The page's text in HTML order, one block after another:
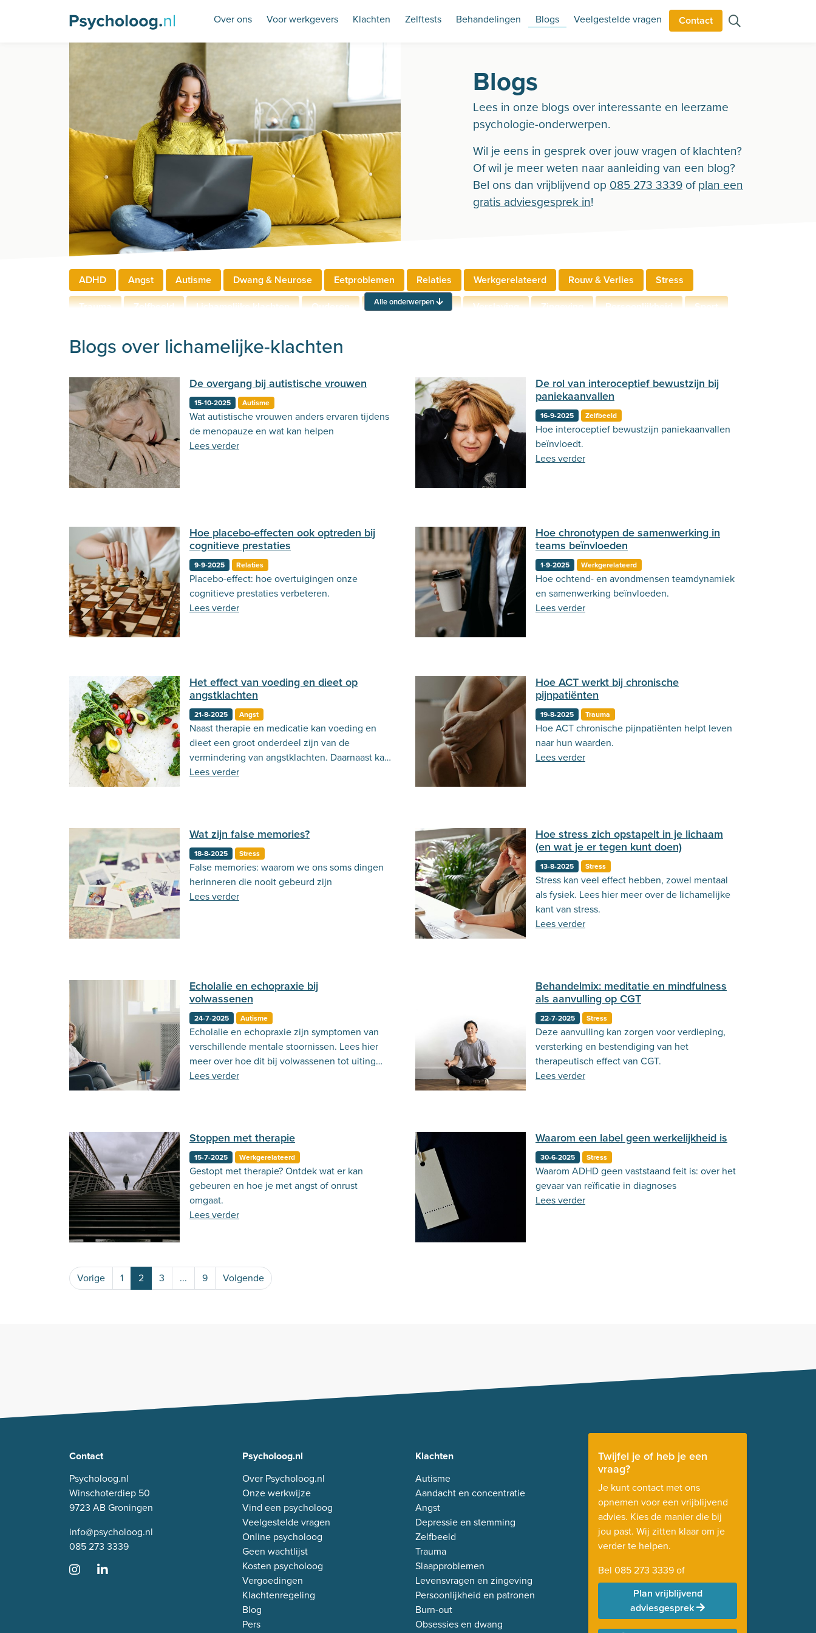
Over ons Voor werkgevers Klachten Zelftests Behandelingen Blogs Veelgestelde vragen Contact
Blogs
Lees in onze blogs over interessante en leerzame
psychologie-onderwerpen.
Wil je eens in gesprek over jouw vragen of klachten?
Of wil je meer weten naar aanleiding van een blog?
Bel ons dan vrijblijvend op 085 273 3339 ofplan een
gratis adviesgesprek in!
ADHD Angst Autisme Dwang & Neurose Eetproblemen Relaties Werkgerelateerd Rouw & Verlies
Stress
Trauma
Zelfbeeld Lichamelijke klachten Ouderen Neuropsychologie Verslaving Zingeving Persoonlijkheid
Sport
Alle onderwerpen
Blogs over lichamelijke-klachten
De overgang bij autistische vrouwen
15-10-2025 Autisme
Wat autistische vrouwen anders ervaren tijdens
de menopauze en wat kan helpen
Lees verder
De rol van interoceptief bewustzijn bij
paniekaanvallen
16-9-2025 Zelfbeeld
Hoe interoceptief bewustzijn paniekaanvallen
beïnvloedt.
Lees verder
Hoe placebo-effecten ook optreden bij
cognitieve prestaties
9-9-2025 Relaties
Placebo-effect: hoe overtuigingen onze
cognitieve prestaties verbeteren.
Lees verder
Hoe chronotypen de samenwerking in
teams beïnvloeden
1-9-2025 Werkgerelateerd
Hoe ochtend- en avondmensen teamdynamiek
en samenwerking beïnvloeden.
Lees verder
Het effect van voeding en dieet op
angstklachten
21-8-2025 Angst
Naast therapie en medicatie kan voeding en
dieet een groot onderdeel zijn van de
vermindering van angstklachten. Daarnaast kan
voeding angstklachten verergeren. Lees hier
Lees verder
Hoe ACT werkt bij chronische
pijnpatiënten
19-8-2025 Trauma
Hoe ACT chronische pijnpatiënten helpt leven
naar hun waarden.
Lees verder
Wat zijn false memories?
18-8-2025 Stress
False memories: waarom we ons soms dingen
herinneren die nooit gebeurd zijn
Lees verder
Hoe stress zich opstapelt in je lichaam
(en wat je er tegen kunt doen)
13-8-2025 Stress
Stress kan veel effect hebben, zowel mentaal
als fysiek. Lees hier meer over de lichamelijke
kant van stress.
Lees verder
Echolalie en echopraxie bij
volwassenen
24-7-2025 Autisme
Echolalie en echopraxie zijn symptomen van
verschillende mentale stoornissen. Lees hier
meer over hoe dit bij volwassenen tot uiting
komt.
Lees verder
Behandelmix: meditatie en mindfulness
als aanvulling op CGT
22-7-2025 Stress
Deze aanvulling kan zorgen voor verdieping,
versterking en bestendiging van het
therapeutisch effect van CGT.
Lees verder
Stoppen met therapie
15-7-2025 Werkgerelateerd
Gestopt met therapie? Ontdek wat er kan
gebeuren en hoe je met angst of onrust
omgaat.
Lees verder
Waarom een label geen werkelijkheid is
30-6-2025 Stress
Waarom ADHD geen vaststaand feit is: over het
gevaar van reïficatie in diagnoses
Lees verder
Vorige 1 2 3 ... 9 Volgende
Contact
Psycholoog.nl
Winschoterdiep 50
9723 AB Groningen
info@psycholoog.nl
085 273 3339
Twijfel je of heb je een
vraag?
Je kunt contact met ons
opnemen voor een vrijblijvend
advies. Kies de manier die bij
jou past. Wij zitten klaar om je
verder te helpen.
Bel 085 273 3339of
Plan vrijblijvend
adviesgesprek
Psycholoog.nl
Over Psycholoog.nl
Onze werkwijze
Vind een psycholoog
Veelgestelde vragen
Online psycholoog
Geen wachtlijst
Kosten psycholoog
Vergoedingen
Klachtenregeling
Blog
Pers
Klachten
Autisme
Aandacht en concentratie
Angst
Depressie en stemming
Zelfbeeld
Trauma
Slaapproblemen
Levensvragen en zingeving
Persoonlijkheid en patronen
Burn-out
Obsessies en dwang